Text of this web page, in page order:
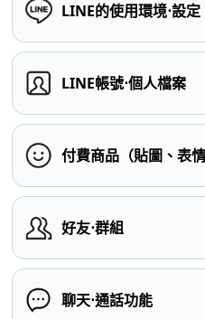
LINE的使用環境⋅設定
LINE帳號⋅個人檔案
付費商品（貼圖、表
好友⋅群組
聊天⋅通話功能